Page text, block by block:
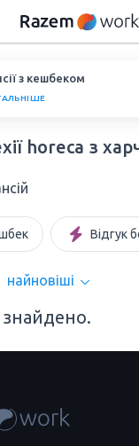
з кешбеком
horeca з
Відгук
найновіші
знайдено.